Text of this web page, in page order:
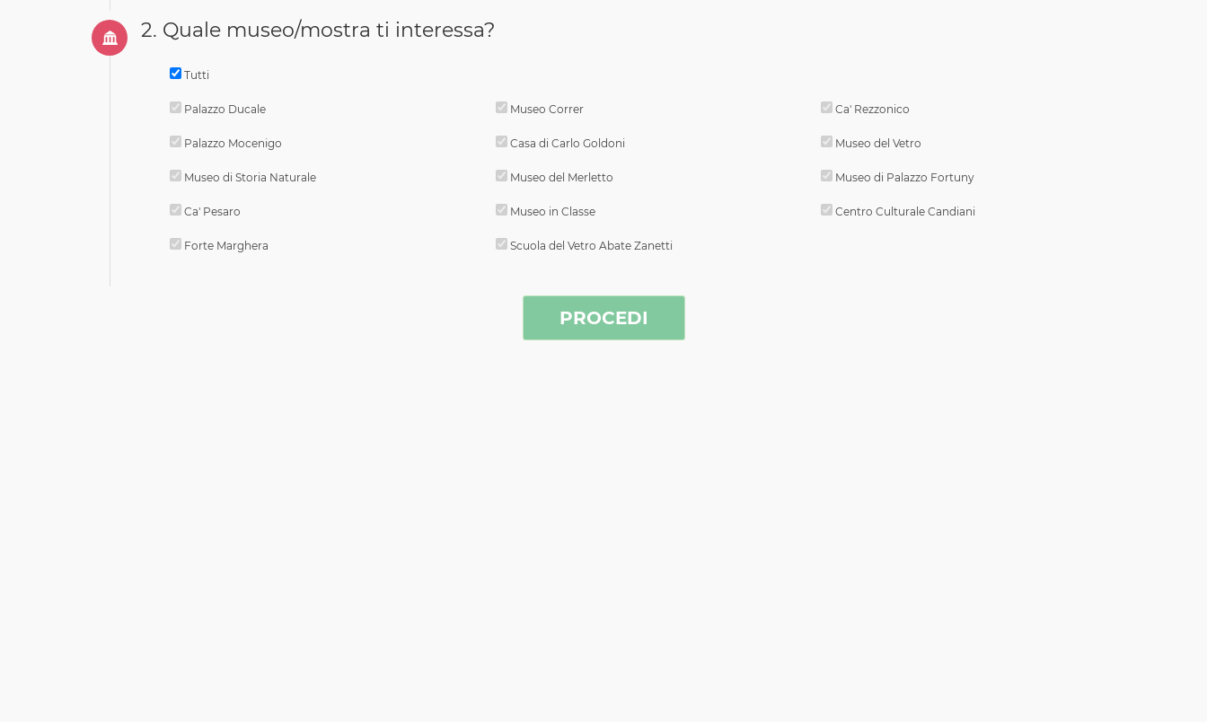
2. Quale museo/mostra ti interessa?
Tutti
Palazzo Ducale Museo Correr Ca' Rezzonico
Palazzo Mocenigo Casa di Carlo Goldoni Museo del Vetro
Museo di Storia Naturale Museo del Merletto Museo di Palazzo Fortuny
Ca' Pesaro Museo in Classe Centro Culturale Candiani
Forte Marghera Scuola del Vetro Abate Zanetti
PROCEDI